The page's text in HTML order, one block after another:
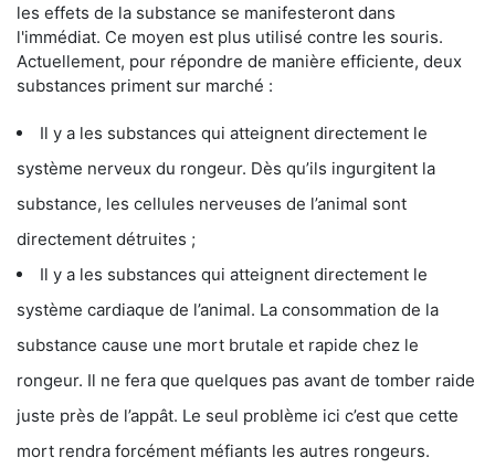
les effets de la substance se manifesteront dans
l'immédiat. Ce moyen est plus utilisé contre les souris.
Actuellement, pour répondre de manière efficiente, deux
substances priment sur marché :
Il y a les substances qui atteignent directement le
système nerveux du rongeur. Dès qu’ils ingurgitent la
substance, les cellules nerveuses de l’animal sont
directement détruites ;
Il y a les substances qui atteignent directement le
système cardiaque de l’animal. La consommation de la
substance cause une mort brutale et rapide chez le
rongeur. Il ne fera que quelques pas avant de tomber raide
juste près de l’appât. Le seul problème ici c’est que cette
mort rendra forcément méfiants les autres rongeurs.